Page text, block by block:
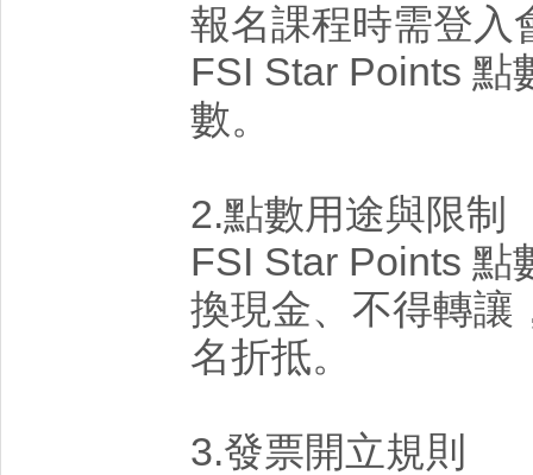
報名課程時需登入
FSI Star Points 點
數。
2.點數用途與限制
FSI Star Points 點
換現金、不得轉讓
名折抵。
3.發票開立規則